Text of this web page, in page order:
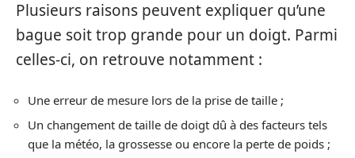
Plusieurs raisons peuvent expliquer qu’une
bague soit trop grande pour un doigt. Parmi
celles-ci, on retrouve notamment :
Une erreur de mesure lors de la prise de taille ;
Un changement de taille de doigt dû à des facteurs tels
que la météo, la grossesse ou encore la perte de poids ;